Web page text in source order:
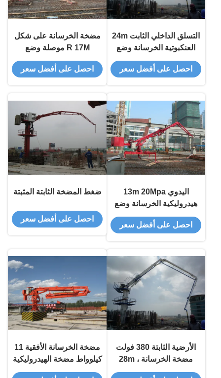
التسلق الداخلي الثابت 24m
العنكبوتية الخرسانة وضع
المثابرة للبرج البناء
احصل على أفضل سعر
مضخة الخرسانة على شكل
R 17M موصلة وضع
المضخة شهادة CE
احصل على أفضل سعر
اليدوي 13m 20Mpa
هيدروليكية الخرسانة وضع
المثبت 360 درجة الملتوية
احصل على أفضل سعر
ضغط المضخة الثابتة المثبتة
احصل على أفضل سعر
الأرضية الثابتة 380 فولت
مضخة الخرسانة ، 28m
مضخة الخرسانة
مضخة الخرسانة الأفقية 11
كيلوواط مضخة الهيدروليكية